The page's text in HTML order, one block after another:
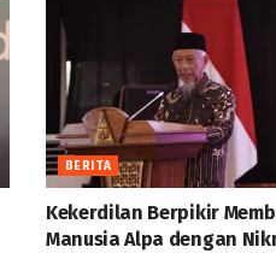
BERITA
Kekerdilan Berpikir
Manusia Alpa dengan